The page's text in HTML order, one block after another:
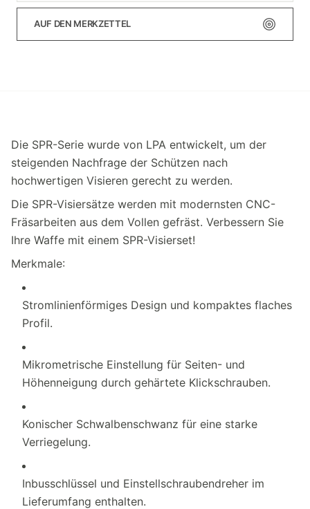
AUF DEN MERKZETTEL
Die SPR-Serie wurde von LPA entwickelt, um der
steigenden Nachfrage der Schützen nach
hochwertigen Visieren gerecht zu werden.
Die SPR-Visiersätze werden mit modernsten CNC-
Fräsarbeiten aus dem Vollen gefräst. Verbessern Sie
Ihre Waffe mit einem SPR-Visierset!
Merkmale:
Stromlinienförmiges Design und kompaktes flaches
Profil.
Mikrometrische Einstellung für Seiten- und
Höhenneigung durch gehärtete Klickschrauben.
Konischer Schwalbenschwanz für eine starke
Verriegelung.
Inbusschlüssel und Einstellschraubendreher im
Lieferumfang enthalten.